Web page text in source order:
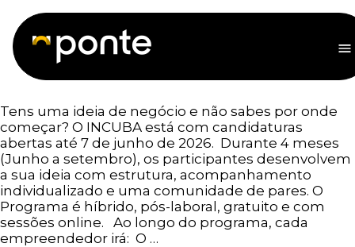
para
conteúdo
Ponte
Tens uma ideia de negócio e não sabes por onde
começar? O INCUBA está com candidaturas
abertas até 7 de junho de 2026. Durante 4 meses
(Junho a setembro), os participantes desenvolvem
a sua ideia com estrutura, acompanhamento
individualizado e uma comunidade de pares. O
Programa é híbrido, pós-laboral, gratuito e com
sessões online. Ao longo do programa, cada
empreendedor irá: O …